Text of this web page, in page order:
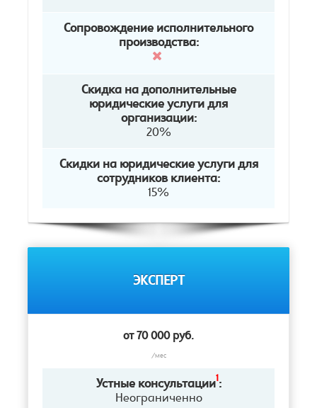
Сопровождение исполнительного
производства:
Скидка на дополнительные
юридические услуги для
организации:
20%
Скидки на юридические услуги для
сотрудников клиента:
15%
ЭКСПЕРТ
от 70 000 руб.
/мес
Устные консультации1:
Неограниченно